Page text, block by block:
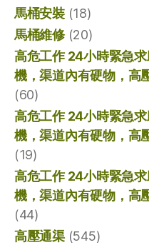
馬桶安裝(18)
馬桶維修(20)
高危工作 24小時緊急
機，渠道內有硬物，高
(60)
高危工作 24小時緊急
機，渠道內有硬物，高
(19)
高危工作 24小時緊急
機，渠道內有硬物，高
(44)
高壓通渠(545)